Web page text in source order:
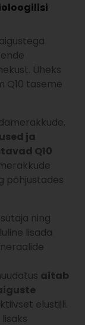
Üheks
Q10 taseme
ja
Q10
põhjustades
ning
lisada
aitab
elustiili.